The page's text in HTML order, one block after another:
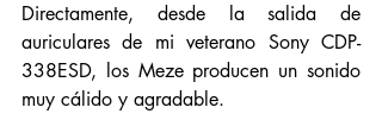
Directamente, desde la salida de
auriculares de mi veterano Sony CDP-
338ESD, los Meze producen un sonido
muy cálido y agradable.